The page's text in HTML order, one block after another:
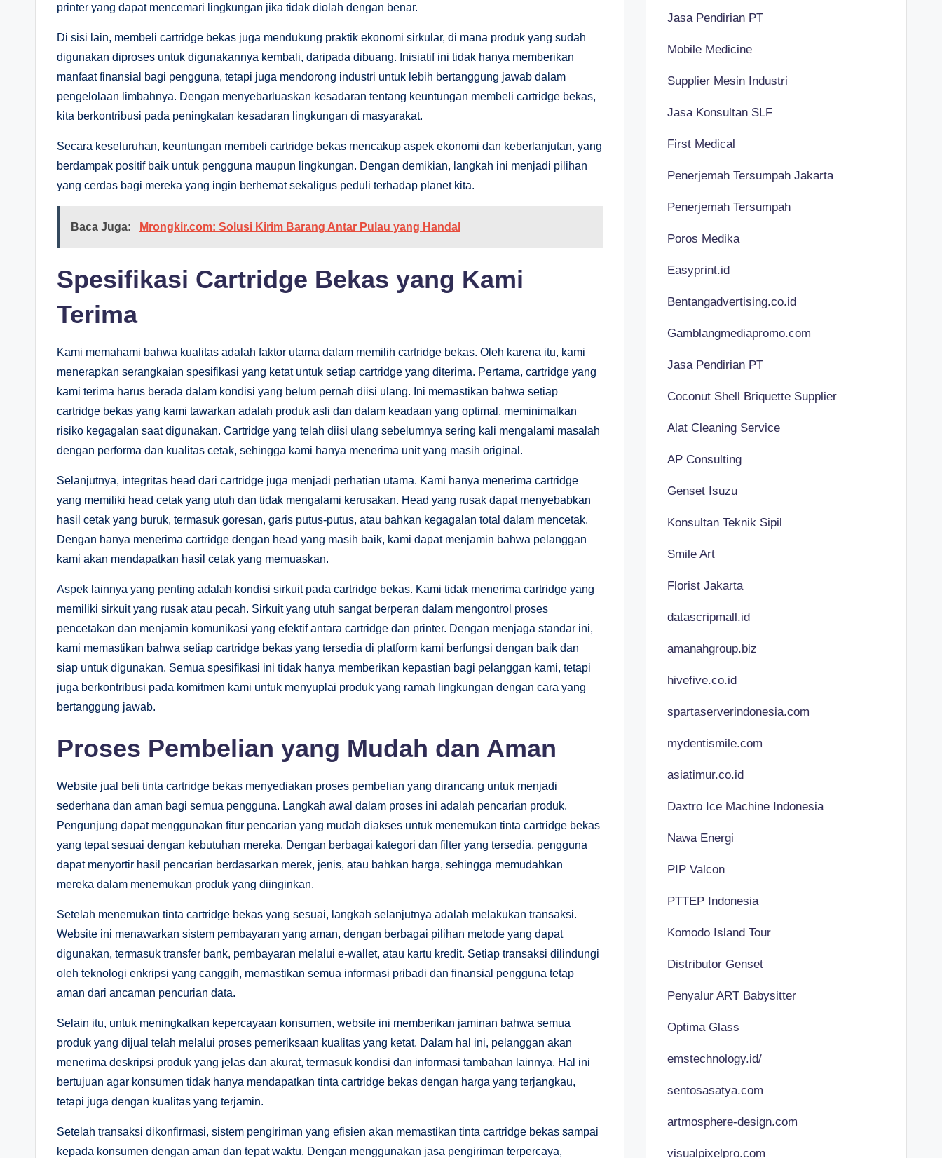
printer yang dapat mencemari lingkungan jika tidak diolah dengan benar.
Di sisi lain, membeli cartridge bekas juga mendukung praktik ekonomi sirkular, di mana produk yang sudah
digunakan diproses untuk digunakannya kembali, daripada dibuang. Inisiatif ini tidak hanya memberikan
manfaat finansial bagi pengguna, tetapi juga mendorong industri untuk lebih bertanggung jawab dalam
pengelolaan limbahnya. Dengan menyebarluaskan kesadaran tentang keuntungan membeli cartridge bekas,
kita berkontribusi pada peningkatan kesadaran lingkungan di masyarakat.
Secara keseluruhan, keuntungan membeli cartridge bekas mencakup aspek ekonomi dan keberlanjutan, yang
berdampak positif baik untuk pengguna maupun lingkungan. Dengan demikian, langkah ini menjadi pilihan
yang cerdas bagi mereka yang ingin berhemat sekaligus peduli terhadap planet kita.
Baca Juga: Mrongkir.com: Solusi Kirim Barang Antar Pulau yang Handal
Spesifikasi Cartridge Bekas yang Kami
Terima
Kami memahami bahwa kualitas adalah faktor utama dalam memilih cartridge bekas. Oleh karena itu, kami
menerapkan serangkaian spesifikasi yang ketat untuk setiap cartridge yang diterima. Pertama, cartridge yang
kami terima harus berada dalam kondisi yang belum pernah diisi ulang. Ini memastikan bahwa setiap
cartridge bekas yang kami tawarkan adalah produk asli dan dalam keadaan yang optimal, meminimalkan
risiko kegagalan saat digunakan. Cartridge yang telah diisi ulang sebelumnya sering kali mengalami masalah
dengan performa dan kualitas cetak, sehingga kami hanya menerima unit yang masih original.
Selanjutnya, integritas head dari cartridge juga menjadi perhatian utama. Kami hanya menerima cartridge
yang memiliki head cetak yang utuh dan tidak mengalami kerusakan. Head yang rusak dapat menyebabkan
hasil cetak yang buruk, termasuk goresan, garis putus-putus, atau bahkan kegagalan total dalam mencetak.
Dengan hanya menerima cartridge dengan head yang masih baik, kami dapat menjamin bahwa pelanggan
kami akan mendapatkan hasil cetak yang memuaskan.
Aspek lainnya yang penting adalah kondisi sirkuit pada cartridge bekas. Kami tidak menerima cartridge yang
memiliki sirkuit yang rusak atau pecah. Sirkuit yang utuh sangat berperan dalam mengontrol proses
pencetakan dan menjamin komunikasi yang efektif antara cartridge dan printer. Dengan menjaga standar ini,
kami memastikan bahwa setiap cartridge bekas yang tersedia di platform kami berfungsi dengan baik dan
siap untuk digunakan. Semua spesifikasi ini tidak hanya memberikan kepastian bagi pelanggan kami, tetapi
juga berkontribusi pada komitmen kami untuk menyuplai produk yang ramah lingkungan dengan cara yang
bertanggung jawab.
Proses Pembelian yang Mudah dan Aman
Website jual beli tinta cartridge bekas menyediakan proses pembelian yang dirancang untuk menjadi
sederhana dan aman bagi semua pengguna. Langkah awal dalam proses ini adalah pencarian produk.
Pengunjung dapat menggunakan fitur pencarian yang mudah diakses untuk menemukan tinta cartridge bekas
yang tepat sesuai dengan kebutuhan mereka. Dengan berbagai kategori dan filter yang tersedia, pengguna
dapat menyortir hasil pencarian berdasarkan merek, jenis, atau bahkan harga, sehingga memudahkan
mereka dalam menemukan produk yang diinginkan.
Setelah menemukan tinta cartridge bekas yang sesuai, langkah selanjutnya adalah melakukan transaksi.
Website ini menawarkan sistem pembayaran yang aman, dengan berbagai pilihan metode yang dapat
digunakan, termasuk transfer bank, pembayaran melalui e-wallet, atau kartu kredit. Setiap transaksi dilindungi
oleh teknologi enkripsi yang canggih, memastikan semua informasi pribadi dan finansial pengguna tetap
aman dari ancaman pencurian data.
Selain itu, untuk meningkatkan kepercayaan konsumen, website ini memberikan jaminan bahwa semua
produk yang dijual telah melalui proses pemeriksaan kualitas yang ketat. Dalam hal ini, pelanggan akan
menerima deskripsi produk yang jelas dan akurat, termasuk kondisi dan informasi tambahan lainnya. Hal ini
bertujuan agar konsumen tidak hanya mendapatkan tinta cartridge bekas dengan harga yang terjangkau,
tetapi juga dengan kualitas yang terjamin.
Setelah transaksi dikonfirmasi, sistem pengiriman yang efisien akan memastikan tinta cartridge bekas sampai
kepada konsumen dengan aman dan tepat waktu. Dengan menggunakan jasa pengiriman terpercaya,
Jasa Pendirian PT
Mobile Medicine
Supplier Mesin Industri
Jasa Konsultan SLF
First Medical
Penerjemah Tersumpah Jakarta
Penerjemah Tersumpah
Poros Medika
Easyprint.id
Bentangadvertising.co.id
Gamblangmediapromo.com
Jasa Pendirian PT
Coconut Shell Briquette Supplier
Alat Cleaning Service
AP Consulting
Genset Isuzu
Konsultan Teknik Sipil
Smile Art
Florist Jakarta
datascripmall.id
amanahgroup.biz
hivefive.co.id
spartaserverindonesia.com
mydentismile.com
asiatimur.co.id
Daxtro Ice Machine Indonesia
Nawa Energi
PIP Valcon
PTTEP Indonesia
Komodo Island Tour
Distributor Genset
Penyalur ART Babysitter
Optima Glass
emstechnology.id/
sentosasatya.com
artmosphere-design.com
visualpixelpro.com